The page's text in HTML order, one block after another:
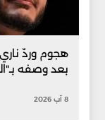
هجوم وردّ
بعد وصفه
8 آب 2026